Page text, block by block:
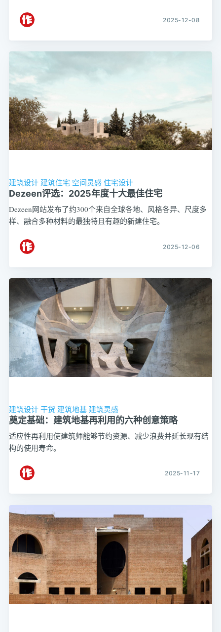
2025-12-08
建筑设计 建筑住宅 空间灵感 住宅设计
Dezeen评选：2025年度十大最佳住宅
Dezeen网站发布了约300个来自全球各地、风格各异、尺度多
样、融合多种材料的最独特且有趣的新建住宅。
2025-12-06
建筑设计 干货 建筑地基 建筑灵感
奠定基础：建筑地基再利用的六种创意策略
适应性再利用使建筑师能够节约资源、减少浪费并延长现有结
构的使用寿命。
2025-11-17